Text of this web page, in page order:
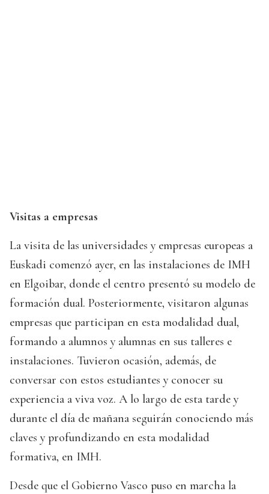
Visitas a empresas
La visita de las universidades y empresas europeas a
Euskadi comenzó ayer, en las instalaciones de IMH
en Elgoibar, donde el centro presentó su modelo de
formación dual. Posteriormente, visitaron algunas
empresas que participan en esta modalidad dual,
formando a alumnos y alumnas en sus talleres e
instalaciones. Tuvieron ocasión, además, de
conversar con estos estudiantes y conocer su
experiencia a viva voz. A lo largo de esta tarde y
durante el día de mañana seguirán conociendo más
claves y profundizando en esta modalidad
formativa, en IMH.
Desde que el Gobierno Vasco puso en marcha la